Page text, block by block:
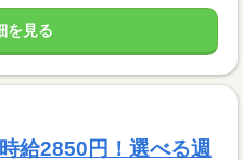
を見る
給2850円！選べる週